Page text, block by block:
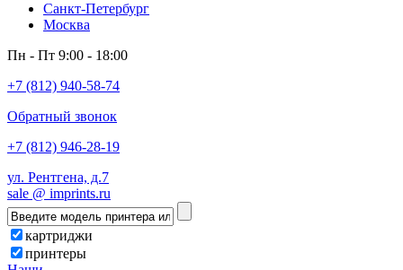
Санкт-Петербург
Москва
Пн - Пт 9:00 - 18:00
+7 (812) 940-58-74
Обратный звонок
+7 (812) 946-28-19
ул. Рентгена, д.7
sale @ imprints.ru
картриджи
принтеры